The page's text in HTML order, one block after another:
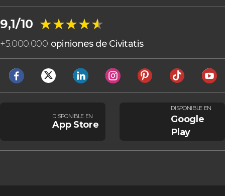
9,1/10 ★★★★★
★★★★★
+5.000.000 opiniones de Civitatis
DISPONIBLE EN
App Store
DISPONIBLE EN
Google
Play